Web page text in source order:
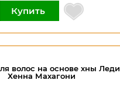
Купить
волос на основе хны Леди
Хенна Махагони